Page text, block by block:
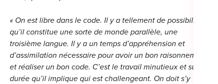
« On est libre dans le code. Il y a tellement de possibilités
qu’il constitue une sorte de monde parallèle, une
troisième langue. Il y a un temps d’appréhension et
d’assimilation nécessaire pour avoir un bon raisonnement
et réaliser un bon code. C’est le travail minutieux et sur la
durée qu’il implique qui est challengeant. On doit s’y